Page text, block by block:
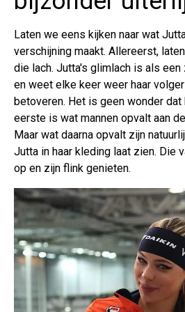
Laten we eens kijken naar wat
verschijning maakt. Allereerst,
die lach. Jutta's glimlach is als
en weet elke keer weer haar
betoveren. Het is geen wonder dat
eerste is wat mannen opvalt aan
Maar wat daarna opvalt zijn
Jutta in haar kleding laat zien. Die
op en zijn flink genieten.